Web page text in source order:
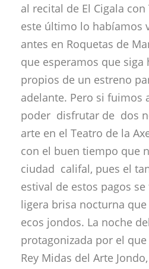
al recital de El Cigala
este último lo habíamos
antes en Roquetas de
que esperamos que siga
propios de un estreno
adelante. Pero si fuimos
poder disfrutar de dos
arte en el Teatro de la
con el buen tiempo que
ciudad califal, pues el
estival de estos pagos
ligera brisa nocturna
ecos jondos. La noche
protagonizada por el
Rey Midas del Arte